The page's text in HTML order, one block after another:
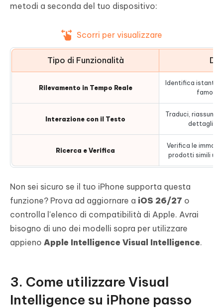
metodi a seconda del tuo dispositivo:
Scorri per visualizzare
Tipo di Funzionalità
Rilevamento in Tempo Reale
Identifica
famosi,
Interazione con il Testo
Traduci, riassumi,
dettagli
Ricerca e Verifica
Verifica le
prodotti simili
Non sei sicuro se il tuo iPhone supporta questa
funzione? Prova ad aggiornare a iOS 26/27 o
controlla l'elenco di compatibilità di Apple. Avrai
bisogno di uno dei modelli sopra per utilizzare
appieno Apple Intelligence Visual Intelligence.
3. Come utilizzare Visual
Intelligence su iPhone passo